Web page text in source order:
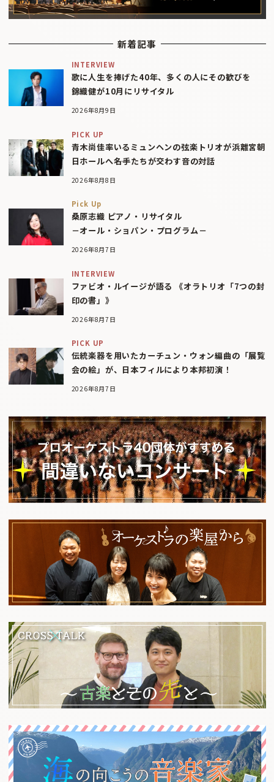
新着記事
INTERVIEW
歌に人生を捧げた40年、多くの人にその歓びを
錦織健が10月にリサイタル
2026年8月9日
PICK UP
青木尚佳率いるミュンヘンの弦楽トリオが浜離宮朝
日ホールへ――名手たちが交わす音の対話
2026年8月8日
Pick Up
桑原志織 ピアノ・リサイタル
－オール・ショパン・プログラム－
2026年8月7日
INTERVIEW
ファビオ・ルイージが語る 《オラトリオ「7つの封
印の書」》
2026年8月7日
PICK UP
伝統楽器を用いたカーチュン・ウォン編曲の「展覧
会の絵」が、日本フィルにより本邦初演！
2026年8月7日